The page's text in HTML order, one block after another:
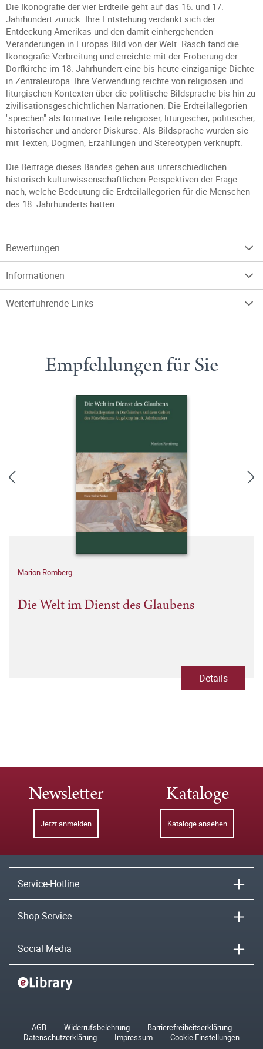
Die Ikonografie der vier Erdteile geht auf das 16. und 17.
Jahrhundert zurück. Ihre Entstehung verdankt sich der
Entdeckung Amerikas und den damit einhergehenden
Veränderungen in Europas Bild von der Welt. Rasch fand die
Ikonografie Verbreitung und erreichte mit der Eroberung der
Dorfkirche im 18. Jahrhundert eine bis heute einzigartige Dichte
in Zentraleuropa. Ihre Verwendung reichte von religiösen und
liturgischen Kontexten über die politische Bildsprache bis hin zu
zivilisationsgeschichtlichen Narrationen. Die Erdteilallegorien
"sprechen" als formative Teile religiöser, liturgischer, politischer,
historischer und anderer Diskurse. Als Bildsprache wurden sie
mit Texten, Dogmen, Erzählungen und Stereotypen verknüpft.
Die Beiträge dieses Bandes gehen aus unterschiedlichen
historisch-kulturwissenschaftlichen Perspektiven der Frage
nach, welche Bedeutung die Erdteilallegorien für die Menschen
des 18. Jahrhunderts hatten.
Bewertungen
Informationen
Weiterführende Links
Empfehlungen für Sie
Marion Romberg
Die Welt im Dienst des Glaubens
Details
Newsletter
Jetzt anmelden
Kataloge
Kataloge ansehen
Service-Hotline
Shop-Service
Social Media
AGB Widerrufsbelehrung
Barrierefreiheitserklärung
Datenschutzerklärung
Impressum Cookie Einstellungen